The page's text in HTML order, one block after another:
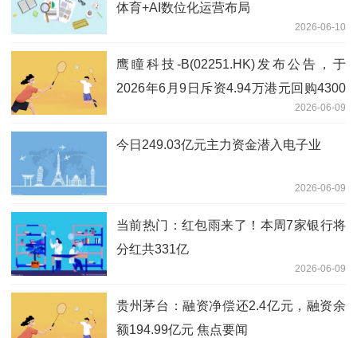
体育+AI数位化运营布局
2026-06-10
鹰瞳科技-B(02251.HK)发布公告，于
2026年6月9日斥资4.94万港元回购4300
2026-06-09
今日249.03亿元主力资金潜入电子业
2026-06-09
当前热门：红包雨来了！本周7家银行将
分红共331亿
2026-06-09
贵州茅台：融资净偿还2.4亿元，融资余
额194.99亿元 焦点要闻